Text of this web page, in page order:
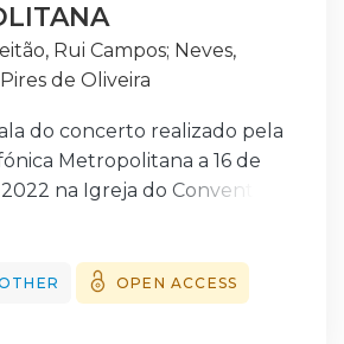
profissionais que guiam o
aluno, sob a direção de
no panorama
Rui Campos; Neves,
de Oliveira
do concerto realizado pela
Metropolitana a 16 de
na Igreja do Convento
de Évora no âmbito da
foi preenchido com
e Brahms. O concerto
OPEN ACCESS